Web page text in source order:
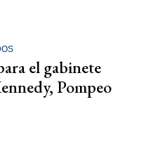
el gabinete
Pompeo